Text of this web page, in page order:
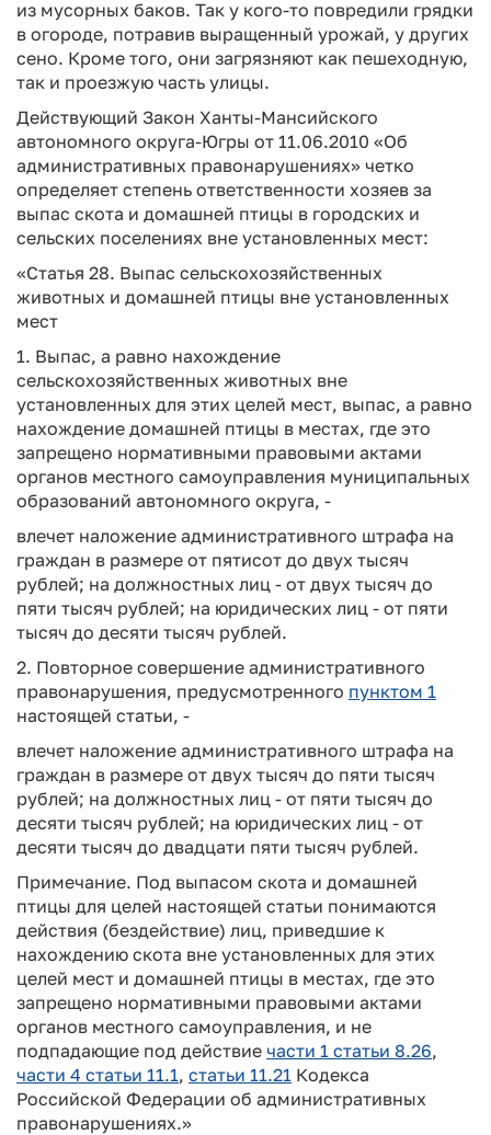
из мусорных баков. Так у кого-то повредили грядки
в огороде, потравив выращенный урожай, у других
сено. Кроме того, они загрязняют как пешеходную,
так и проезжую часть улицы.
Действующий Закон Ханты-Мансийского
автономного округа-Югры от 11.06.2010 «Об
административных правонарушениях» четко
определяет степень ответственности хозяев за
выпас скота и домашней птицы в городских и
сельских поселениях вне установленных мест:
«Статья 28. Выпас сельскохозяйственных
животных и домашней птицы вне установленных
мест
1. Выпас, а равно нахождение
сельскохозяйственных животных вне
установленных для этих целей мест, выпас, а равно
нахождение домашней птицы в местах, где это
запрещено нормативными правовыми актами
органов местного самоуправления муниципальных
образований автономного округа, -
влечет наложение административного штрафа на
граждан в размере от пятисот до двух тысяч
рублей; на должностных лиц - от двух тысяч до
пяти тысяч рублей; на юридических лиц - от пяти
тысяч до десяти тысяч рублей.
2. Повторное совершение административного
правонарушения, предусмотренного пунктом 1
настоящей статьи, -
влечет наложение административного штрафа на
граждан в размере от двух тысяч до пяти тысяч
рублей; на должностных лиц - от пяти тысяч до
десяти тысяч рублей; на юридических лиц - от
десяти тысяч до двадцати пяти тысяч рублей.
Примечание. Под выпасом скота и домашней
птицы для целей настоящей статьи понимаются
действия (бездействие) лиц, приведшие к
нахождению скота вне установленных для этих
целей мест и домашней птицы в местах, где это
запрещено нормативными правовыми актами
органов местного самоуправления, и не
подпадающие под действие части 1 статьи 8.26,
части 4 статьи 11.1, статьи 11.21 Кодекса
Российской Федерации об административных
правонарушениях.»